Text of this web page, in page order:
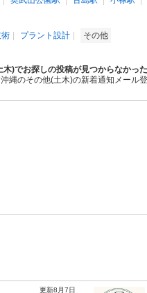
プラント設計 その他
木)でお探しの投稿が見つからなかっ
沖縄のその他(土木)の新着通知メール
更新8月7日